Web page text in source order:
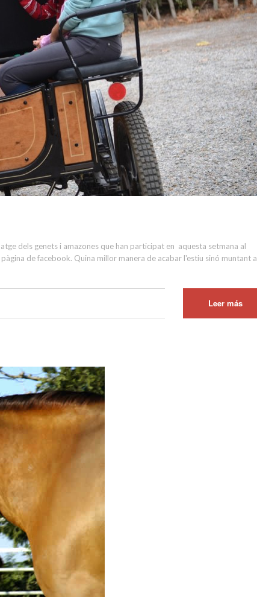
dels genets i amazones que han participat en aquesta setmana al
de facebook. Quina millor manera de acabar l'estiu sinó muntant a
Leer más